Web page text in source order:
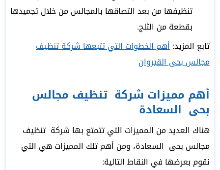
تنظيفها من بعد التصاقها بالمجالس من خلال تجميدها
بقطعة من الثلج.
تابع المزيد:أهم الخطوات التي تتبعها شركة تنظيف
مجالس بحى القيروان
أهم مميزات شركة تنظيف مجالس
بحى السعادة
هناك العديد من المميزات التي تتمتع بها شركة تنظيف
مجالس بحى السعادة، ومن أهم تلك المميزات هي التي
نقوم بعرضها في النقاط التالية: